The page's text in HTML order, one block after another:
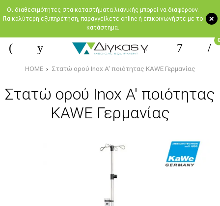
+
Oι διαθεσιμότητες στα καταστήματα λιανικής μπορεί να διαφέρουν.
Για καλύτερη εξυπηρέτηση, παραγγείλετε online ή επικοινωνήστε με το
κατάστημα.
0
HOME Στατώ ορού Inox Α' ποιότητας KAWE Γερμανίας
Στατώ ορού Inox Α' ποιότητας
KAWE Γερμανίας